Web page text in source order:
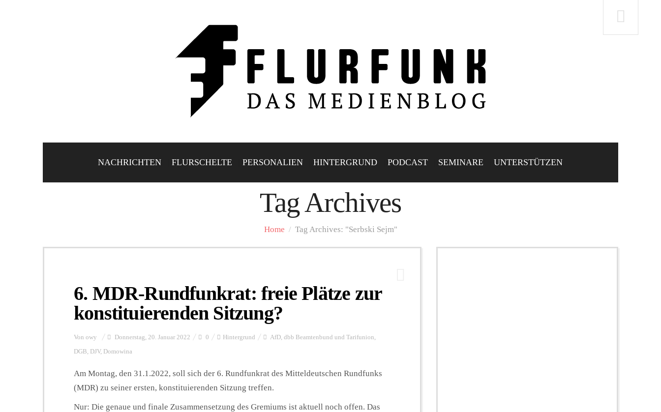
NACHRICHTEN FLURSCHELTE PERSONALIEN HINTERGRUND PODCAST SEMINARE UNTERSTÜTZEN
Tag Archives
Home / Tag Archives: "Serbski Sejm"
6. MDR-Rundfunkrat: freie Plätze zur
konstituierenden Sitzung?
Von owy Donnerstag, 20. Januar 2022 0 Hintergrund AfD, dbb Beamtenbund und Tarifunion,
DGB, DJV, Domowina
Am Montag, den 31.1.2022, soll sich der 6. Rundfunkrat des Mitteldeutschen Rundfunks
(MDR) zu seiner ersten, konstituierenden Sitzung treffen.
Nur: Die genaue und finale Zusammensetzung des Gremiums ist aktuell noch offen. Das